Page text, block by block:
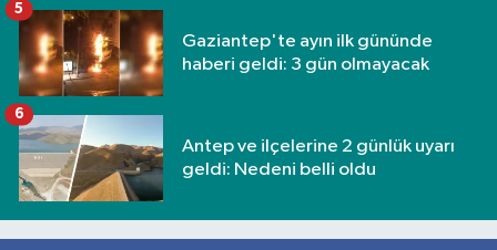
Gaziantep'te ayın ilk gününde
haberi geldi: 3 gün olmayacak
5
Antep ve ilçelerine 2 günlük uyarı
geldi: Nedeni belli oldu
6